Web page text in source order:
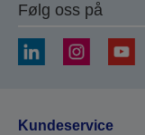
Følg oss på
Kundeservice